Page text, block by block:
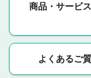
商品・サービ
よくあるご